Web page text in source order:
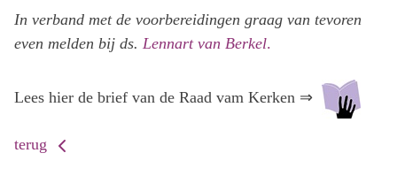
In verband met de voorbereidingen graag van tevoren
even melden bij ds. Lennart van Berkel.
Lees hier de brief van de Raad vam Kerken ⇒
terug